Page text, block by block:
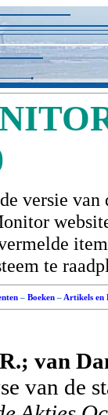
versie
te
– Boeken – Artikels en
van
van de